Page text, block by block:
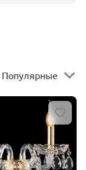
Популярные